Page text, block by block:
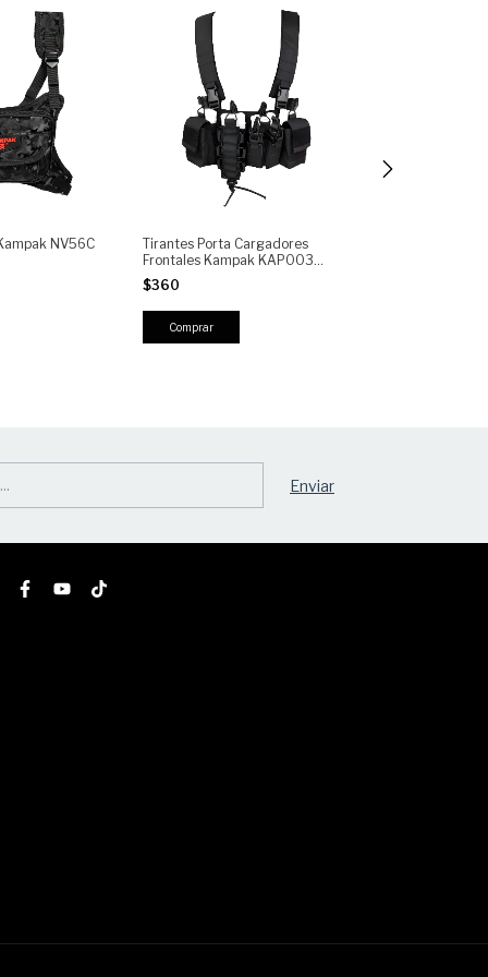
NV56C
Tirantes Porta Cargadores
Frontales Kampak KAP003
Chest Bag Porta Accesorios
$360